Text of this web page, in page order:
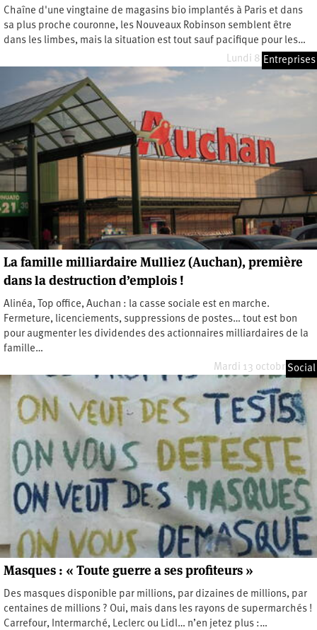
Chaîne d'une vingtaine de magasins bio implantés à Paris et dans
sa plus proche couronne, les Nouveaux Robinson semblent être
dans les limbes, mais la situation est tout sauf pacifique pour les…
Lundi 8 février 2021
Entreprises
La famille milliardaire Mulliez (Auchan), première
dans la destruction d’emplois !
Alinéa, Top office, Auchan : la casse sociale est en marche.
Fermeture, licenciements, suppressions de postes… tout est bon
pour augmenter les dividendes des actionnaires milliardaires de la
famille…
Mardi 13 octobre 2020
Social
Masques : « Toute guerre a ses profiteurs »
Des masques disponible par millions, par dizaines de millions, par
centaines de millions ? Oui, mais dans les rayons de supermarchés !
Carrefour, Intermarché, Leclerc ou Lidl… n’en jetez plus :…